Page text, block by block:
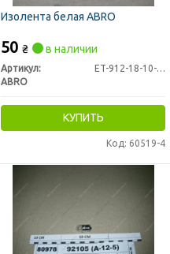
Изолента белая ABRO
50 ₴ в наличии
Артикул:
ET-912-18-10-WHT
ABRO
КУПИТЬ
Код: 60519-4